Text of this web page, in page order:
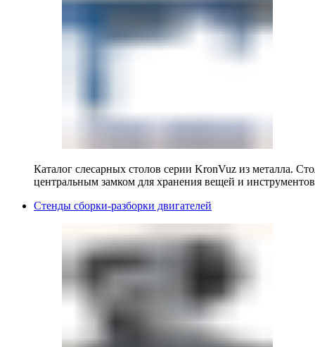
Каталог слесарных столов серии KronVuz из металла.
центральным замком для хранения вещей и
Стенды сборки-разборки двигателей